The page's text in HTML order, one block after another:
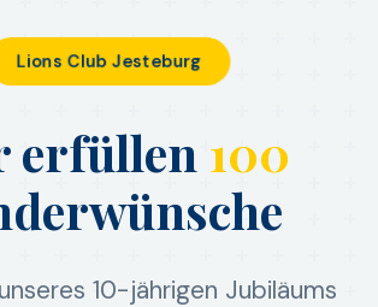
Lions Club Jesteburg
erfüllen 100
10-jährigen Jubiläums